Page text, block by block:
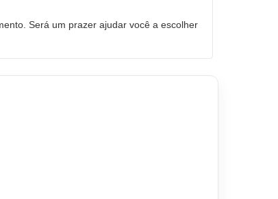
Será um prazer ajudar você a escolher